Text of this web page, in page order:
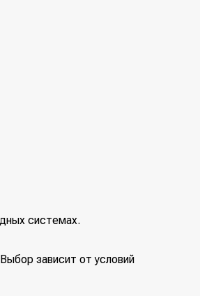
системах.
зависит от условий